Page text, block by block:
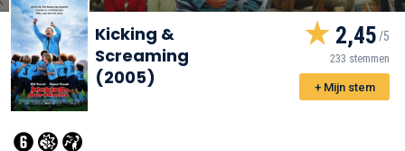
Kicking &
Screaming
(2005)
2,45
233 stemmen
+ Mijn stem